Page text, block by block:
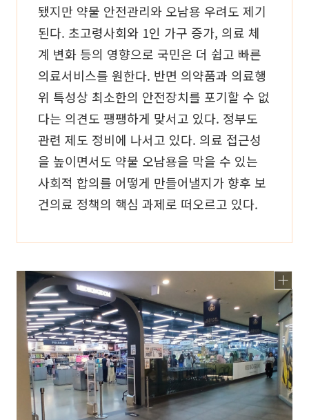
됐지만 약물 안전관리와 오남용 우려도 제기
된다. 초고령사회와 1인 가구 증가, 의료 체
계 변화 등의 영향으로 국민은 더 쉽고 빠른
의료서비스를 원한다. 반면 의약품과 의료행
위 특성상 최소한의 안전장치를 포기할 수 없
다는 의견도 팽팽하게 맞서고 있다. 정부도
관련 제도 정비에 나서고 있다. 의료 접근성
을 높이면서도 약물 오남용을 막을 수 있는
사회적 합의를 어떻게 만들어낼지가 향후 보
건의료 정책의 핵심 과제로 떠오르고 있다.